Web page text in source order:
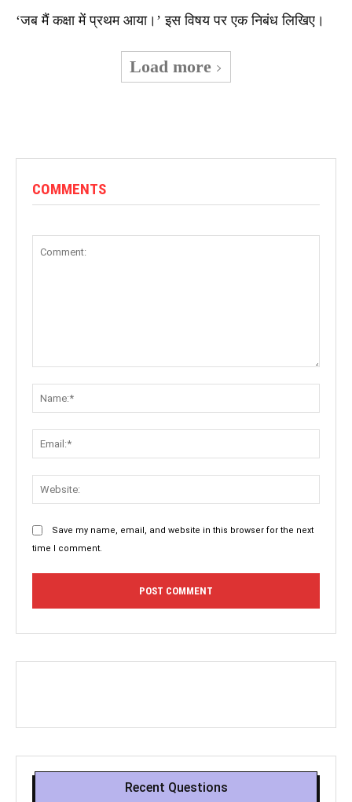
‘जब मैं कक्षा में प्रथम आया।’ इस विषय पर एक निबंध लिखिए।
Load more
COMMENTS
Save my name, email, and website in this browser for the next
time I comment.
Recent Questions